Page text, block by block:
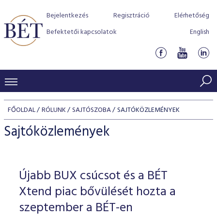
Bejelentkezés Regisztráció
Elérhetőség
Befektetői kapcsolatok
English
KERESKEDÉSI ADATOK
INDEXEK
Jelzáloglevél indexek
Vállalati kötvény indexek
Azonnali Piac
Részvények
Származékos piac
BEFEKTETŐK
Részvény szekció
Hitelpapír szekció
Szabályozás
BÉT szabályzatok
Befektetővédelem
Alkalmazott díjstruktúra
Elszámolás
Részvény és vállalati kötvény tőzsdei bevezetését
program
BÉT Xtend - Részvénypiac egyszerűen
TŐZSDETAGOK
Tőzsdetagok, üzletkötők
VENDOROK
FŐOLDAL RÓLUNK SAJTÓSZOBA SAJTÓKÖZLEMÉNYEK
Sajtóközlemények
Újabb BUX csúcsot és a BÉT
Xtend piac bővülését hozta a
szeptember a BÉT-en